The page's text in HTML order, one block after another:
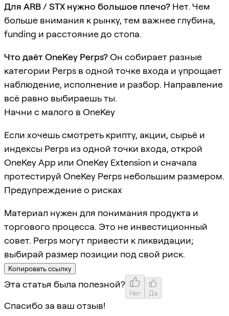
Для ARB / STX нужно большое плечо? Нет. Чем
больше внимания к рынку, тем важнее глубина,
funding и расстояние до стопа.
Что даёт OneKey Perps?Он собирает разные
категории Perps в одной точке входа и упрощает
наблюдение, исполнение и разбор. Направление
всё равно выбираешь ты.
Начни с малого в OneKey
Если хочешь смотреть крипту, акции, сырьё и
индексы Perps из одной точки входа, открой
OneKey App или OneKey Extension и сначала
протестируй OneKey Perps небольшим размером.
Предупреждение о рисках
Материал нужен для понимания продукта и
торгового процесса. Это не инвестиционный
совет. Perps могут привести к ликвидации;
выбирай размер позиции под свой риск.
Копировать ссылку
Эта статья была полезной?
Нет Да
Спасибо за ваш отзыв!